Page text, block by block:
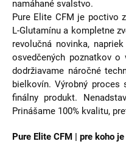
namáhané svalstvo.
Pure Elite CFM je poctivo
L-Glutamínu a kompletne
revolučná novinka,
osvedčených poznatkov
dodržiavame náročné
bielkovín. Výrobný
finálny produkt.
Prinášame 100% kvalitu,
Pure Elite CFM | pre koho